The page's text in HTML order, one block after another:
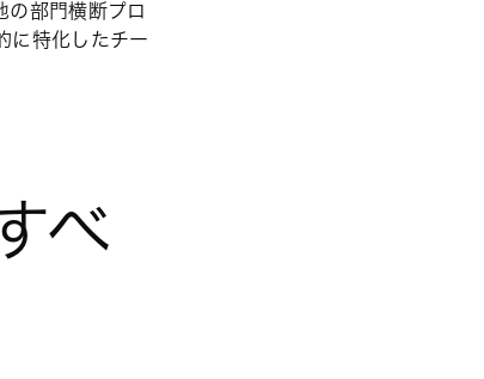
の部門横断プロ
に特化したチー
べ